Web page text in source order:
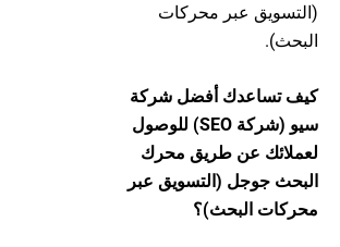
(التسويق عبر محركات
البحث).
كيف تساعدك أفضل شركة
سيو (شركة SEO) للوصول
لعملائك عن طريق محرك
البحث جوجل (التسويق عبر
محركات البحث)؟